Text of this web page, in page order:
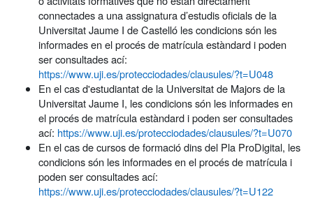
connectades a una assignatura d’estudis oficials de la
Universitat Jaume I de Castelló les condicions són les
informades en el procés de matrícula estàndard i poden
ser consultades ací:
https://www.uji.es/protecciodades/clausules/?t=U048
En el cas d'estudiantat de la Universitat de Majors de la
Universitat Jaume I, les condicions són les informades en
el procés de matrícula estàndard i poden ser consultades
ací: https://www.uji.es/protecciodades/clausules/?t=U070
En el cas de cursos de formació dins del Pla ProDigital, les
condicions són les informades en el procés de matrícula i
poden ser consultades ací:
https://www.uji.es/protecciodades/clausules/?t=U122